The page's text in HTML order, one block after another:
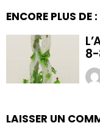
ENCORE PLUS DE :
LAISSER UN